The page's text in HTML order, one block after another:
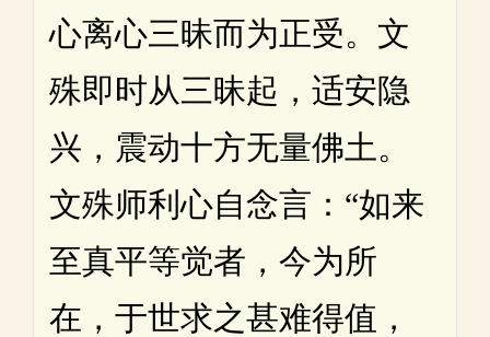
心离心三昧而为正受。文
殊即时从三昧起，适安隐
兴，震动十方无量佛土。
文殊师利心自念言：“如来
至真平等觉者，今为所
在，于世求之甚难得值，